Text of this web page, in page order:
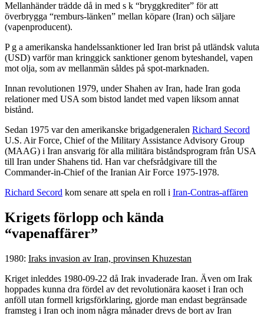
Mellanhänder trädde då in med s k “bryggkrediter” för att
överbrygga “remburs-länken” mellan köpare (Iran) och säljare
(vapenproducent).
P g a amerikanska handelssanktioner led Iran brist på utländsk valuta
(USD) varför man kringgick sanktioner genom byteshandel, vapen
mot olja, som av mellanmän såldes på spot-marknaden.
Innan revolutionen 1979, under Shahen av Iran, hade Iran goda
relationer med USA som bistod landet med vapen liksom annat
bistånd.
Sedan 1975 var den amerikanske brigadgeneralen Richard Secord
U.S. Air Force, Chief of the Military Assistance Advisory Group
(MAAG) i Iran ansvarig för alla militära biståndsprogram från USA
till Iran under Shahens tid. Han var chefsrådgivare till the
Commander-in-Chief of the Iranian Air Force 1975-1978.
Richard Secord kom senare att spela en roll i Iran-Contras-affären
Krigets förlopp och kända
“vapenaffärer”
1980: Iraks invasion av Iran, provinsen Khuzestan
Kriget inleddes 1980-09-22 då Irak invaderade Iran. Även om Irak
hoppades kunna dra fördel av det revolutionära kaoset i Iran och
anföll utan formell krigsförklaring, gjorde man endast begränsade
framsteg i Iran och inom några månader drevs de bort av Iran